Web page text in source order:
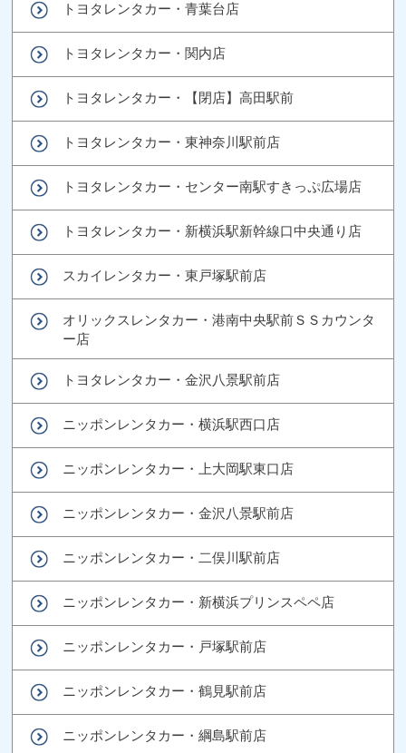
トヨタレンタカー・青葉台店
トヨタレンタカー・関内店
トヨタレンタカー・【閉店】高田駅前
トヨタレンタカー・東神奈川駅前店
トヨタレンタカー・センター南駅すきっぷ広場店
トヨタレンタカー・新横浜駅新幹線口中央通り店
スカイレンタカー・東戸塚駅前店
オリックスレンタカー・港南中央駅前ＳＳカウンタ
ー店
トヨタレンタカー・金沢八景駅前店
ニッポンレンタカー・横浜駅西口店
ニッポンレンタカー・上大岡駅東口店
ニッポンレンタカー・金沢八景駅前店
ニッポンレンタカー・二俣川駅前店
ニッポンレンタカー・新横浜プリンスペペ店
ニッポンレンタカー・戸塚駅前店
ニッポンレンタカー・鶴見駅前店
ニッポンレンタカー・綱島駅前店